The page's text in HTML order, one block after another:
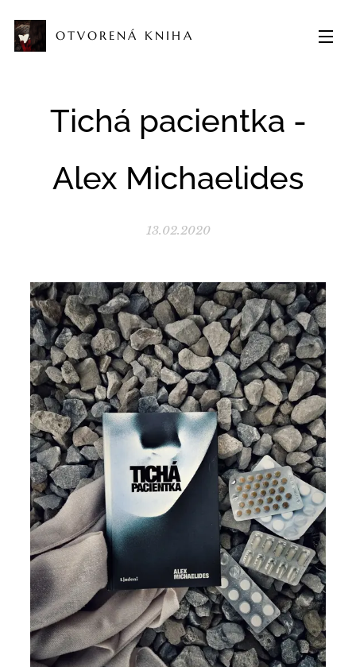
OTVORENÁ KNIHA
Tichá pacientka -
Alex Michaelides
13.02.2020